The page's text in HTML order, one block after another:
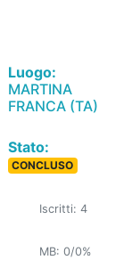
Luogo:
MARTINA
FRANCA (TA)
Stato:
CONCLUSO
Iscritti: 4
MB: 0/0%